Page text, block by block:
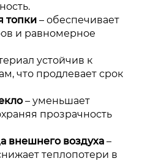
топки – обеспечивает
и равномерное
устойчив к
что продлевает срок
– уменьшает
прозрачность
внешнего воздуха –
теплопотери в